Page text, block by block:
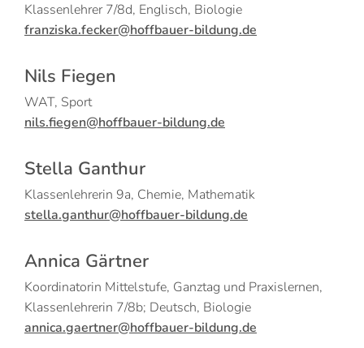
Klassenlehrer 7/8d, Englisch, Biologie
franziska.fecker@hoffbauer-bildung.de
Nils Fiegen
WAT, Sport
nils.fiegen@hoffbauer-bildung.de
Stella Ganthur
Klassenlehrerin 9a, Chemie, Mathematik
stella.ganthur@hoffbauer-bildung.de
Annica Gärtner
Koordinatorin Mittelstufe, Ganztag und Praxislernen,
Klassenlehrerin 7/8b; Deutsch, Biologie
annica.gaertner@hoffbauer-bildung.de